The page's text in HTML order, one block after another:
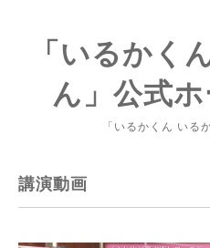
「いるかく
ん」公式
「いるかくん いる
講演動画